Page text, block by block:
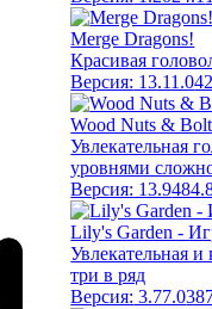
Merge Dragons!
Красивая
Версия: 13.11.0
Wood Nuts &
Увлекательная
уровнями
Версия: 13.9
Lily's Garden -
Увлекательная
три в ряд
Версия: 3.77.0